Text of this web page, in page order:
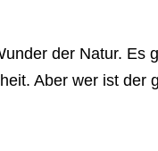
der Natur. Es
Aber wer ist der